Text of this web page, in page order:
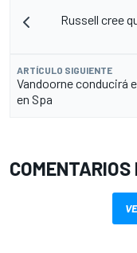
Russell cree
ARTÍCULO SIGUIENTE
Vandoorne conducirá
en Spa